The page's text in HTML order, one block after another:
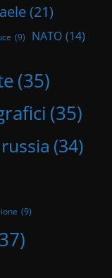
(21)
(9) NATO (14)
(35)
(35)
russia (34)
(9)